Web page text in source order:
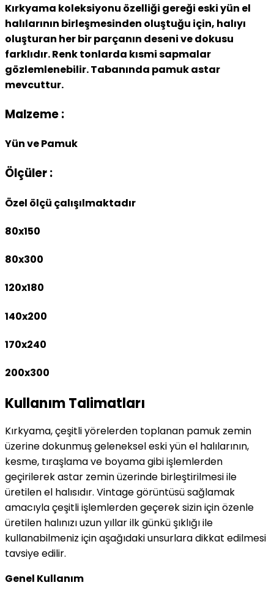
Kırkyama koleksiyonu özelliği gereği eski yün el
halılarının birleşmesinden oluştuğu için, halıyı
oluşturan her bir parçanın deseni ve dokusu
farklıdır. Renk tonlarda kısmi sapmalar
gözlemlenebilir. Tabanında pamuk astar
mevcuttur.
Malzeme :
Yün ve Pamuk
Ölçüler :
Özel ölçü çalışılmaktadır
80x150
80x300
120x180
140x200
170x240
200x300
Kullanım Talimatları
Kırkyama, çeşitli yörelerden toplanan pamuk zemin
üzerine dokunmuş geleneksel eski yün el halılarının,
kesme, tıraşlama ve boyama gibi işlemlerden
geçirilerek astar zemin üzerinde birleştirilmesi ile
üretilen el halısıdır. Vintage görüntüsü sağlamak
amacıyla çeşitli işlemlerden geçerek sizin için özenle
üretilen halınızı uzun yıllar ilk günkü şıklığı ile
kullanabilmeniz için aşağıdaki unsurlara dikkat edilmesi
tavsiye edilir.
Genel Kullanım